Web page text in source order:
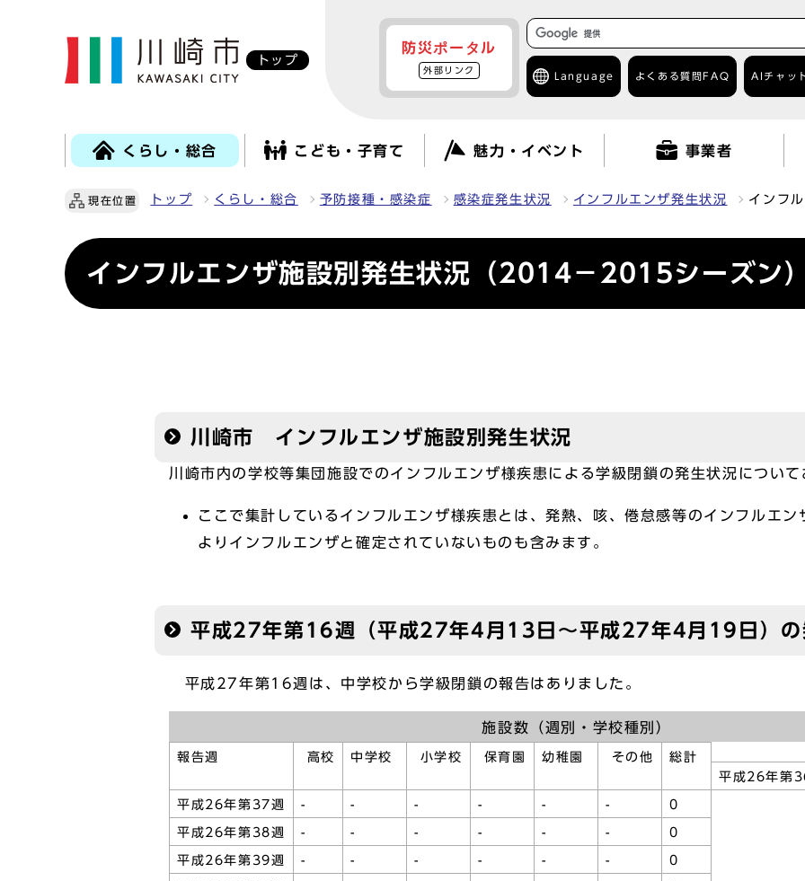
トップ
防災ポータル
外部リンク
Language よくある質問 FAQ AIチャッ
くらし・総合 こども・子育て 魅力・イベント 事業者
現在位置 トップ くらし・総合 予防接種・感染症 感染症発生状況 インフルエンザ発生状況 インフ
インフルエンザ施設別発生状況（2014－2015シーズン）
川崎市 インフルエンザ施設別発生状況
川崎市内の学校等集団施設でのインフルエンザ様疾患による学級閉鎖の発生状況について
ここで集計しているインフルエンザ様疾患とは、発熱、咳、倦怠感等のインフルエ
よりインフルエンザと確定されていないものも含みます。
平成27年第16週（平成27年4月13日～平成27年4月19日）の
平成27年第16週は、中学校から学級閉鎖の報告はありました。
施設数（週別・学校種別）
報告週 高校 中学校 小学校 保育園 幼稚園 その他
総計
平成26年第
平成26年第37週 - - - - - - 0
平成26年第38週 - - - - - - 0
平成26年第39週 - - - - - - 0